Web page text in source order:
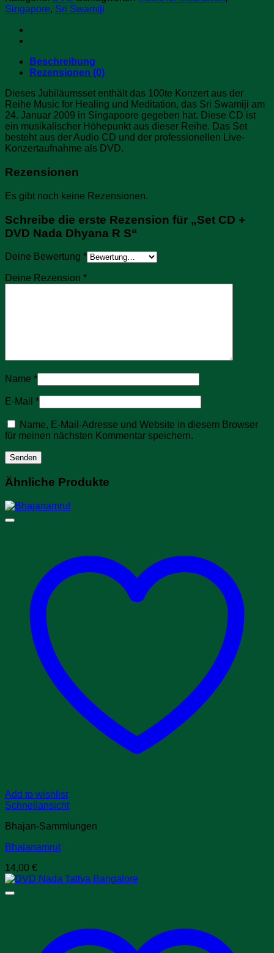
DVD
Nada
Dhyana
R
Menge
Singapore, Sri Swamiji
Beschreibung
Rezensionen (0)
Dieses Jubiläumsset enthält das 100te Konzert aus der
Reihe Music for Healing und Meditation, das Sri Swamiji am
24. Januar 2009 in Singapoore gegeben hat. Diese CD ist
ein musikalischer Höhepunkt aus dieser Reihe. Das Set
besteht aus der Audio CD und der professionellen Live-
Konzertaufnahme als DVD.
Rezensionen
Es gibt noch keine Rezensionen.
Schreibe die erste Rezension für „Set CD +
DVD Nada Dhyana R S“
Deine Bewertung *
Deine Rezension *
Name *
E-Mail *
Name, E-Mail-Adresse und Website in diesem Browser
für meinen nächsten Kommentar speichern.
Ähnliche Produkte
Add to wishlist
Schnellansicht
Bhajan-Sammlungen
Bhajanamrut
14,00 €